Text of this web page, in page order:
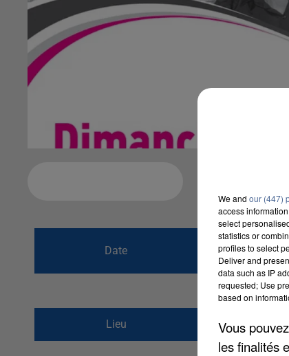
Date
du21 mai
au21 mai
Lieu
91600 Savigny-
We and our (447)
access
select
statistics or
profiles to select
Deliver and
data such as IP
requested; Use
based on
Vous
les finalités